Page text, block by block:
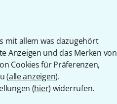
mit allem was dazugehört
Anzeigen und das Merken von
Cookies für Präferenzen,
(alle anzeigen).
(hier) widerrufen.